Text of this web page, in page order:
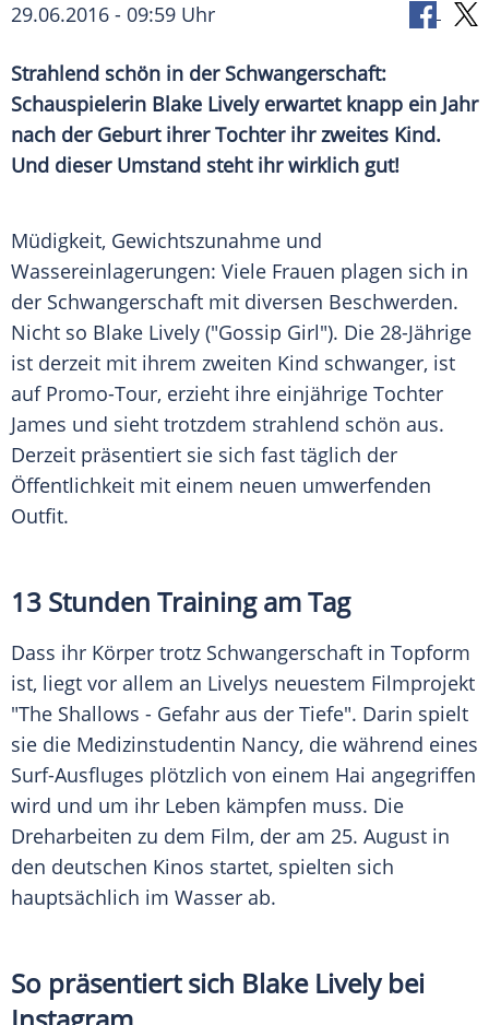
29.06.2016 - 09:59 Uhr
Strahlend schön in der Schwangerschaft:
Schauspielerin Blake Lively erwartet knapp ein Jahr
nach der Geburt ihrer Tochter ihr zweites Kind.
Und dieser Umstand steht ihr wirklich gut!
Müdigkeit, Gewichtszunahme und
Wassereinlagerungen: Viele Frauen plagen sich in
der Schwangerschaft mit diversen Beschwerden.
Nicht so Blake Lively ("Gossip Girl"). Die 28-Jährige
ist derzeit mit ihrem zweiten Kind schwanger, ist
auf Promo-Tour, erzieht ihre einjährige Tochter
James und sieht trotzdem strahlend schön aus.
Derzeit präsentiert sie sich fast täglich der
Öffentlichkeit mit einem neuen umwerfenden
Outfit.
13 Stunden Training am Tag
Dass ihr Körper trotz Schwangerschaft in Topform
ist, liegt vor allem an Livelys neuestem Filmprojekt
"The Shallows - Gefahr aus der Tiefe". Darin spielt
sie die Medizinstudentin Nancy, die während eines
Surf-Ausfluges plötzlich von einem Hai angegriffen
wird und um ihr Leben kämpfen muss. Die
Dreharbeiten zu dem Film, der am 25. August in
den deutschen Kinos startet, spielten sich
hauptsächlich im Wasser ab.
So präsentiert sich Blake Lively bei